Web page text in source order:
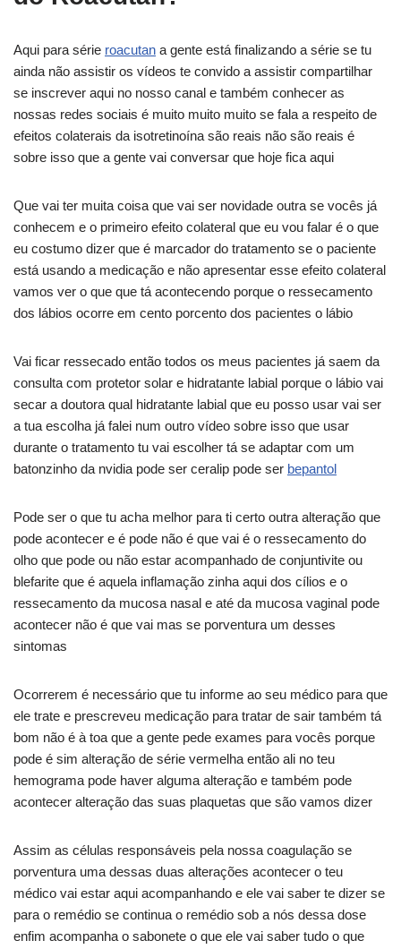
Aqui para série roacutan a gente está finalizando a série se tu
ainda não assistir os vídeos te convido a assistir compartilhar
se inscrever aqui no nosso canal e também conhecer as
nossas redes sociais é muito muito muito se fala a respeito de
efeitos colaterais da isotretinoína são reais não são reais é
sobre isso que a gente vai conversar que hoje fica aqui
Que vai ter muita coisa que vai ser novidade outra se vocês já
conhecem e o primeiro efeito colateral que eu vou falar é o que
eu costumo dizer que é marcador do tratamento se o paciente
está usando a medicação e não apresentar esse efeito colateral
vamos ver o que que tá acontecendo porque o ressecamento
dos lábios ocorre em cento porcento dos pacientes o lábio
Vai ficar ressecado então todos os meus pacientes já saem da
consulta com protetor solar e hidratante labial porque o lábio vai
secar a doutora qual hidratante labial que eu posso usar vai ser
a tua escolha já falei num outro vídeo sobre isso que usar
durante o tratamento tu vai escolher tá se adaptar com um
batonzinho da nvidia pode ser ceralip pode ser bepantol
Pode ser o que tu acha melhor para ti certo outra alteração que
pode acontecer e é pode não é que vai é o ressecamento do
olho que pode ou não estar acompanhado de conjuntivite ou
blefarite que é aquela inflamação zinha aqui dos cílios e o
ressecamento da mucosa nasal e até da mucosa vaginal pode
acontecer não é que vai mas se porventura um desses
sintomas
Ocorrerem é necessário que tu informe ao seu médico para que
ele trate e prescreveu medicação para tratar de sair também tá
bom não é à toa que a gente pede exames para vocês porque
pode é sim alteração de série vermelha então ali no teu
hemograma pode haver alguma alteração e também pode
acontecer alteração das suas plaquetas que são vamos dizer
Assim as células responsáveis pela nossa coagulação se
porventura uma dessas duas alterações acontecer o teu
médico vai estar aqui acompanhando e ele vai saber te dizer se
para o remédio se continua o remédio sob a nós dessa dose
enfim acompanha o sabonete o que ele vai saber tudo o que